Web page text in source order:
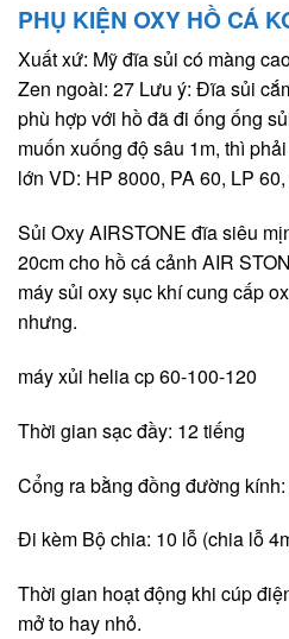
PHỤ KIỆN OXY HỒ CÁ
Xuất xứ: Mỹ đĩa sủi có màng
Zen ngoài: 27 Lưu ý: Đĩa sủi
phù hợp với hồ đã đi ống ống
muốn xuống độ sâu 1m, thì
lớn VD: HP 8000, PA 60, LP
Sủi Oxy AIRSTONE đĩa siêu
20cm cho hồ cá cảnh AIR
máy sủi oxy sục khí cung cấp
nhưng.
máy xủi helia cp 60-100-120
Thời gian sạc đầy: 12 tiếng
Cổng ra bằng đồng đường
Đi kèm Bộ chia: 10 lỗ (chia lỗ
Thời gian hoạt động khi cúp
mở to hay nhỏ.